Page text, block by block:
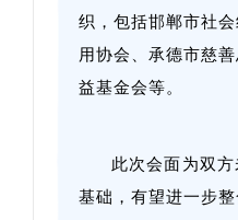
织，包括邯郸市社
用协会、承德市慈
益基金会等。
此次会面为双
基础，有望进一步